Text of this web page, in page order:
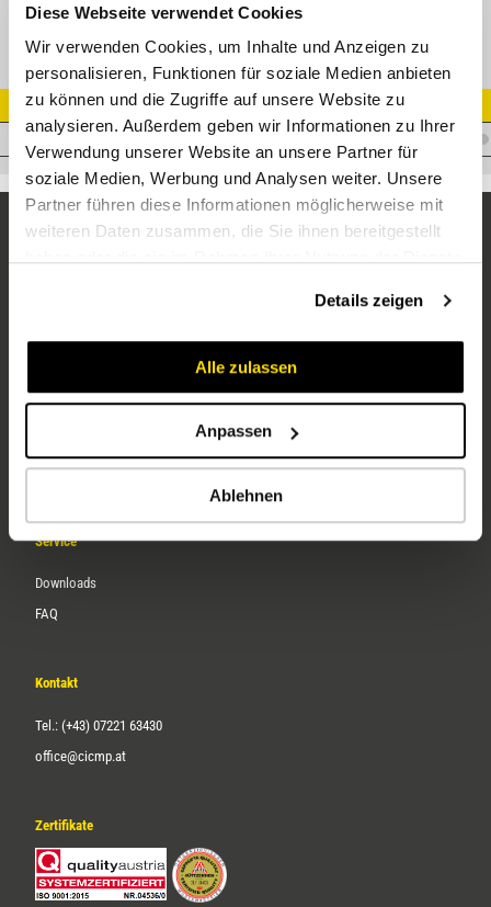
Diese Webseite verwendet Cookies
Wir verwenden Cookies, um Inhalte und Anzeigen zu
personalisieren, Funktionen für soziale Medien anbieten
zu können und die Zugriffe auf unsere Website zu
analysieren. Außerdem geben wir Informationen zu Ihrer
Verwendung unserer Website an unsere Partner für
soziale Medien, Werbung und Analysen weiter. Unsere
Partner führen diese Informationen möglicherweise mit
weiteren Daten zusammen, die Sie ihnen bereitgestellt
Details zeigen
Alle zulassen
Anpassen
Ablehnen
Artikel Nr.
I.E16CN1/290VA
Unternehmen
Karriere
Service
Downloads
FAQ
Kontakt
Tel.: (+43) 07221 63430
office@cicmp.at
Zertifikate